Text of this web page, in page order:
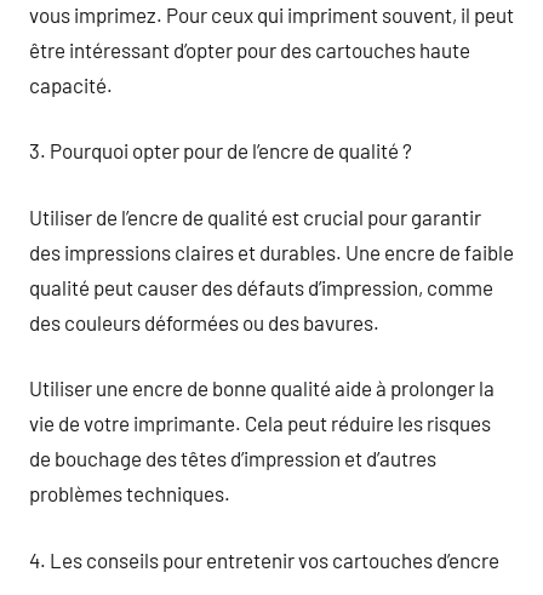
vous imprimez. Pour ceux qui impriment souvent, il peut
être intéressant d’opter pour des cartouches haute
capacité.
3. Pourquoi opter pour de l’encre de qualité ?
Utiliser de l’encre de qualité est crucial pour garantir
des impressions claires et durables. Une encre de faible
qualité peut causer des défauts d’impression, comme
des couleurs déformées ou des bavures.
Utiliser une encre de bonne qualité aide à prolonger la
vie de votre imprimante. Cela peut réduire les risques
de bouchage des têtes d’impression et d’autres
problèmes techniques.
4. Les conseils pour entretenir vos cartouches d’encre